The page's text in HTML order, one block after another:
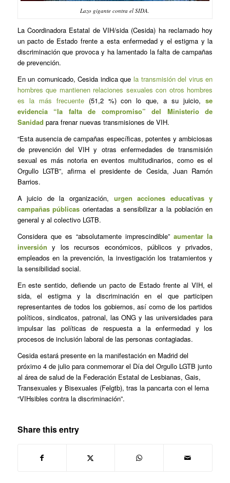
Lazo gigante contra el SIDA.
La Coordinadora Estatal de VIH/sida (Cesida) ha reclamado hoy
un pacto de Estado frente a esta enfermedad y el estigma y la
discriminación que provoca y ha lamentado la falta de campañas
de prevención.
En un comunicado, Cesida indica quela transmisión del virus en
hombres que mantienen relaciones sexuales con otros hombres
es la más frecuente(51,2 %) con lo que, a su juicio, se
evidencia “la falta de compromiso” del Ministerio de
Sanidad para frenar nuevas transmisiones de VIH.
“Esta ausencia de campañas específicas, potentes y ambiciosas
de prevención del VIH y otras enfermedades de transmisión
sexual es más notoria en eventos multitudinarios, como es el
Orgullo LGTB”, afirma el presidente de Cesida, Juan Ramón
Barrios.
A juicio de la organización, urgen acciones educativas y
campañas públicas orientadas a sensibilizar a la población en
general y al colectivo LGTB.
Considera que es “absolutamente imprescindible”aumentar la
inversióny los recursos económicos, públicos y privados,
empleados en la prevención, la investigación los tratamientos y
la sensibilidad social.
En este sentido, defiende un pacto de Estado frente al VIH, el
sida, el estigma y la discriminación en el que participen
representantes de todos los gobiernos, así como de los partidos
políticos, sindicatos, patronal, las ONG y las universidades para
impulsar las políticas de respuesta a la enfermedad y los
procesos de inclusión laboral de las personas contagiadas.
Cesida estará presente en la manifestación en Madrid del
próximo 4 de julio para conmemorar el Día del Orgullo LGTB junto
al área de salud de la Federación Estatal de Lesbianas, Gais,
Transexuales y Bisexuales (Felgtb), tras la pancarta con el lema
“VIHsibles contra la discriminación”.
Share this entry